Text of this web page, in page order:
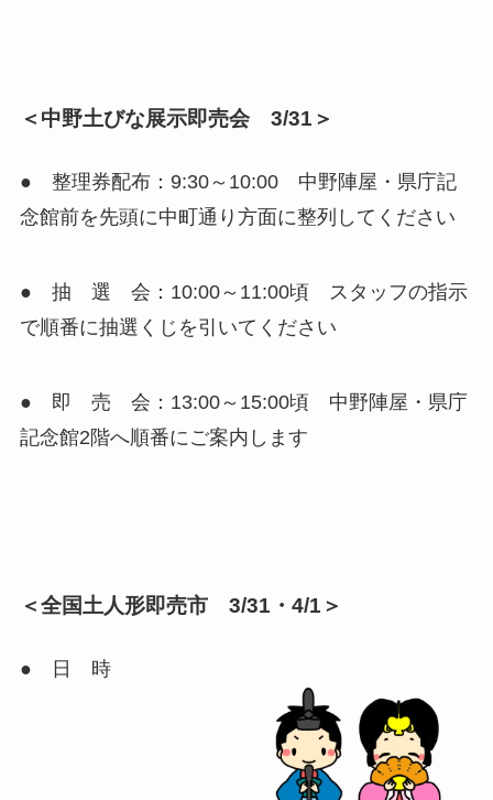
＜中野土びな展示即売会 3/31＞
● 整理券配布：9:30～10:00 中野陣屋・県庁記
念館前を先頭に中町通り方面に整列してください
● 抽 選 会：10:00～11:00頃 スタッフの指示
で順番に抽選くじを引いてください
● 即 売 会：13:00～15:00頃 中野陣屋・県庁
記念館2階へ順番にご案内します
＜全国土人形即売市 3/31・4/1＞
● 日 時